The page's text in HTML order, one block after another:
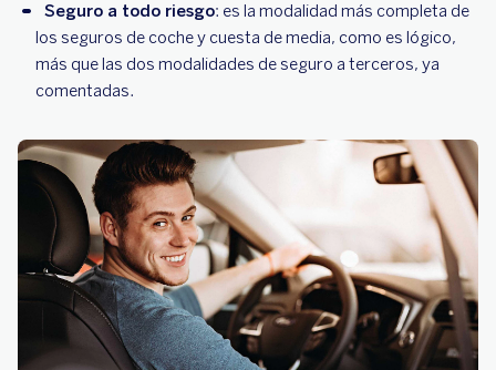
Seguro a todo riesgo: es la modalidad más completa de
los seguros de coche y cuesta de media, como es lógico,
más que las dos modalidades de seguro a terceros, ya
comentadas.